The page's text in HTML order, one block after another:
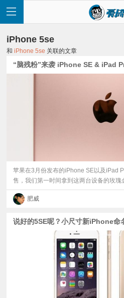
评
测
iPhone 5se
和iPhone 5se 关联的文章
苹果在3月份发布的iPhone SE以及iPad
售，我们第一时间拿到这两台设备的玫瑰
肥威
说好的5SE呢？小尺寸新iPhone命